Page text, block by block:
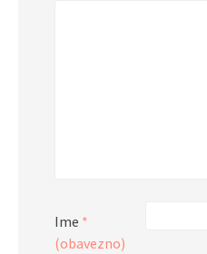
Ime *
(obavezno)